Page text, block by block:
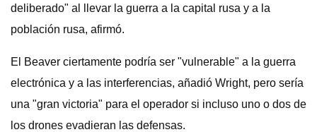
deliberado" al llevar la guerra a la capital rusa y a la
población rusa, afirmó.
El Beaver ciertamente podría ser "vulnerable" a la guerra
electrónica y a las interferencias, añadió Wright, pero sería
una "gran victoria" para el operador si incluso uno o dos de
los drones evadieran las defensas.